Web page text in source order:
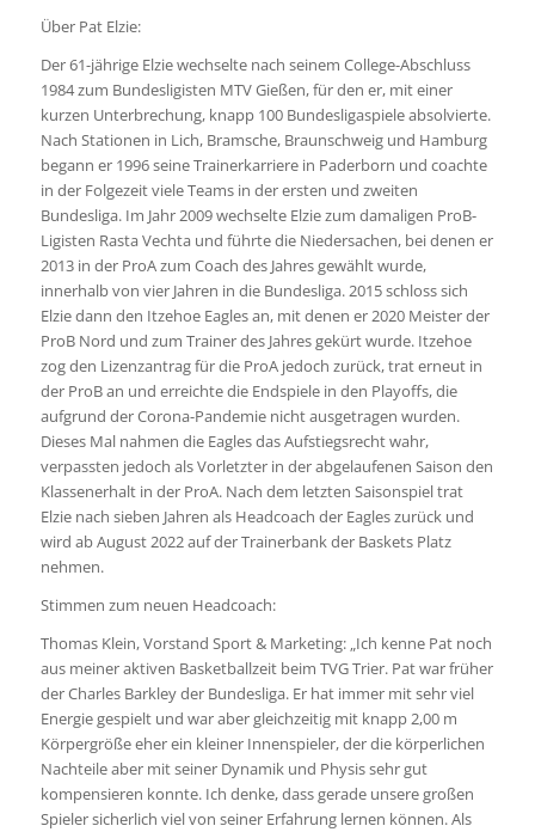
Über Pat Elzie:
Der 61-jährige Elzie wechselte nach seinem College-Abschluss
1984 zum Bundesligisten MTV Gießen, für den er, mit einer
kurzen Unterbrechung, knapp 100 Bundesligaspiele absolvierte.
Nach Stationen in Lich, Bramsche, Braunschweig und Hamburg
begann er 1996 seine Trainerkarriere in Paderborn und coachte
in der Folgezeit viele Teams in der ersten und zweiten
Bundesliga. Im Jahr 2009 wechselte Elzie zum damaligen ProB-
Ligisten Rasta Vechta und führte die Niedersachen, bei denen er
2013 in der ProA zum Coach des Jahres gewählt wurde,
innerhalb von vier Jahren in die Bundesliga. 2015 schloss sich
Elzie dann den Itzehoe Eagles an, mit denen er 2020 Meister der
ProB Nord und zum Trainer des Jahres gekürt wurde. Itzehoe
zog den Lizenzantrag für die ProA jedoch zurück, trat erneut in
der ProB an und erreichte die Endspiele in den Playoffs, die
aufgrund der Corona-Pandemie nicht ausgetragen wurden.
Dieses Mal nahmen die Eagles das Aufstiegsrecht wahr,
verpassten jedoch als Vorletzter in der abgelaufenen Saison den
Klassenerhalt in der ProA. Nach dem letzten Saisonspiel trat
Elzie nach sieben Jahren als Headcoach der Eagles zurück und
wird ab August 2022 auf der Trainerbank der Baskets Platz
nehmen.
Stimmen zum neuen Headcoach:
Thomas Klein, Vorstand Sport & Marketing: „Ich kenne Pat noch
aus meiner aktiven Basketballzeit beim TVG Trier. Pat war früher
der Charles Barkley der Bundesliga. Er hat immer mit sehr viel
Energie gespielt und war aber gleichzeitig mit knapp 2,00 m
Körpergröße eher ein kleiner Innenspieler, der die körperlichen
Nachteile aber mit seiner Dynamik und Physis sehr gut
kompensieren konnte. Ich denke, dass gerade unsere großen
Spieler sicherlich viel von seiner Erfahrung lernen können. Als